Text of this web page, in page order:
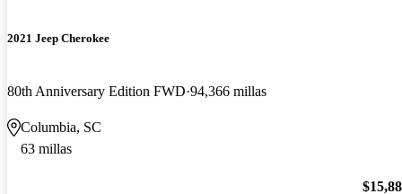
2021 Jeep Cherokee
80th Anniversary Edition FWD 94,366 millas
Columbia, SC
63 millas